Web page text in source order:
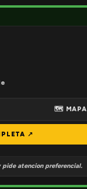
🗺 MAPA
↗
pide atencion preferencial.